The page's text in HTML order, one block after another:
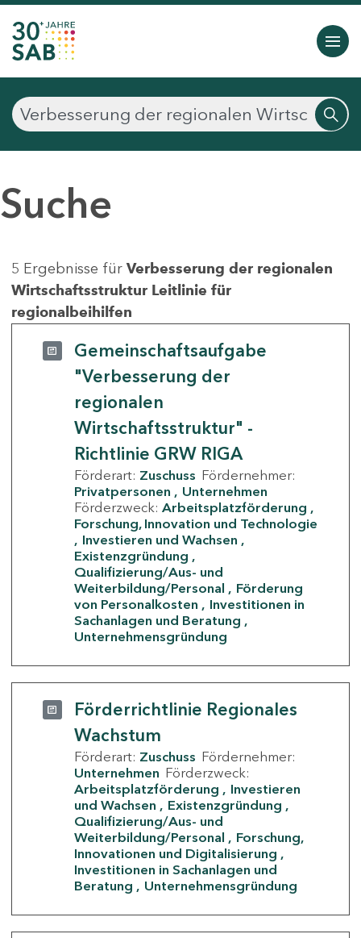
Suche
5 Ergebnisse für Verbesserung der regionalen
Wirtschaftsstruktur Leitlinie für
regionalbeihilfen
Gemeinschaftsaufgabe
"Verbesserung der
regionalen
Wirtschaftsstruktur" -
Richtlinie GRW RIGA
Förderart: Zuschuss Fördernehmer:
Privatpersonen
Unternehmen
Förderzweck: Arbeitsplatzförderung
Forschung, Innovation und Technologie
Investieren und Wachsen
Existenzgründung
Qualifizierung/Aus- und
Weiterbildung/Personal
Förderung
von Personalkosten
Investitionen in
Sachanlagen und Beratung
Unternehmensgründung
Förderrichtlinie Regionales
Wachstum
Förderart: Zuschuss Fördernehmer:
Unternehmen Förderzweck:
Arbeitsplatzförderung
Investieren
und Wachsen
Existenzgründung
Qualifizierung/Aus- und
Weiterbildung/Personal
Forschung,
Innovationen und Digitalisierung
Investitionen in Sachanlagen und
Beratung
Unternehmensgründung